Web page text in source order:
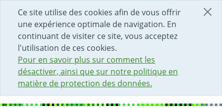
Ce site utilise des cookies afin de vous offrir
une expérience optimale de navigation. En
continuant de visiter ce site, vous acceptez
l'utilisation de ces cookies.
Pour en savoir plus sur comment les
désactiver, ainsi que sur notre politique en
matière de protection des données.
DÉBUT DU CONTENU DE LA PAGE
ACCÈS AU CHAMP DE RECHERCHE
PAGE D'ACCUEIL
FORMULAIRE DE CONTACT